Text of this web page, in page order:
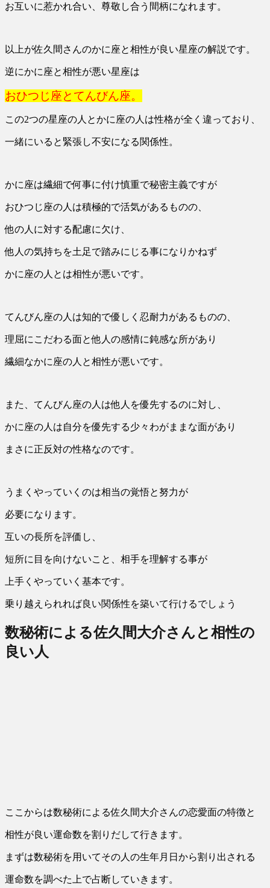
お互いに惹かれ合い、尊敬し合う間柄になれます。
以上が佐久間さんのかに座と相性が良い星座の解説です。
逆にかに座と相性が悪い星座は
おひつじ座とてんびん座。
この2つの星座の人とかに座の人は性格が全く違っており、
一緒にいると緊張し不安になる関係性。
かに座は繊細で何事に付け慎重で秘密主義ですが
おひつじ座の人は積極的で活気があるものの、
他の人に対する配慮に欠け、
他人の気持ちを土足で踏みにじる事になりかねず
かに座の人とは相性が悪いです。
てんびん座の人は知的で優しく忍耐力があるものの、
理屈にこだわる面と他人の感情に鈍感な所があり
繊細なかに座の人と相性が悪いです。
また、てんびん座の人は他人を優先するのに対し、
かに座の人は自分を優先する少々わがままな面があり
まさに正反対の性格なのです。
うまくやっていくのは相当の覚悟と努力が
必要になります。
互いの長所を評価し、
短所に目を向けないこと、相手を理解する事が
上手くやっていく基本です。
乗り越えられれば良い関係性を築いて行けるでしょう
数秘術による佐久間大介さんと相性の
良い人
ここからは数秘術による佐久間大介さんの恋愛面の特徴と
相性が良い運命数を割りだして行きます。
まずは数秘術を用いてその人の生年月日から割り出される
運命数を調べた上で占断していきます。